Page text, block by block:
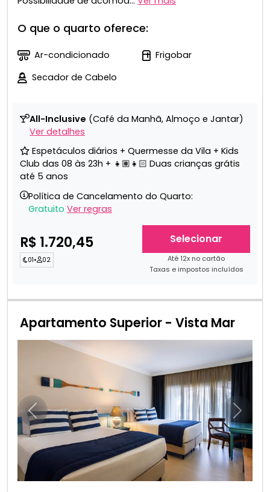
O que o quarto oferece:
Ar-condicionado
Frigobar
Secador de Cabelo
All-Inclusive (Café da Manhã, Almoço e Jantar)
Ver detalhes
Espetáculos diários + Quermesse da Vila + Kids
Club das 08 às 23h + 👧🏽👧🏻 Duas crianças grátis
até 5 anos
Política de Cancelamento do Quarto:
Gratuito Ver regras
R$ 1.720,45
01• 02
Selecionar
Até 12x no cartão
Taxas e impostos incluídos
Apartamento Superior - Vista Mar
Anterior